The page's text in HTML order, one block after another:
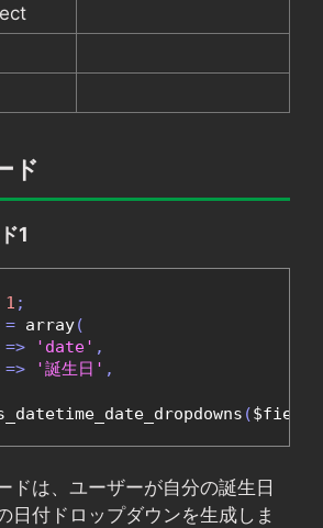
ド
1
1 ;
= array(
=> 'date' ,
=> '誕生日' ,
(
ドは、ユーザーが自分の誕生日
日付ドロップダウンを生成しま